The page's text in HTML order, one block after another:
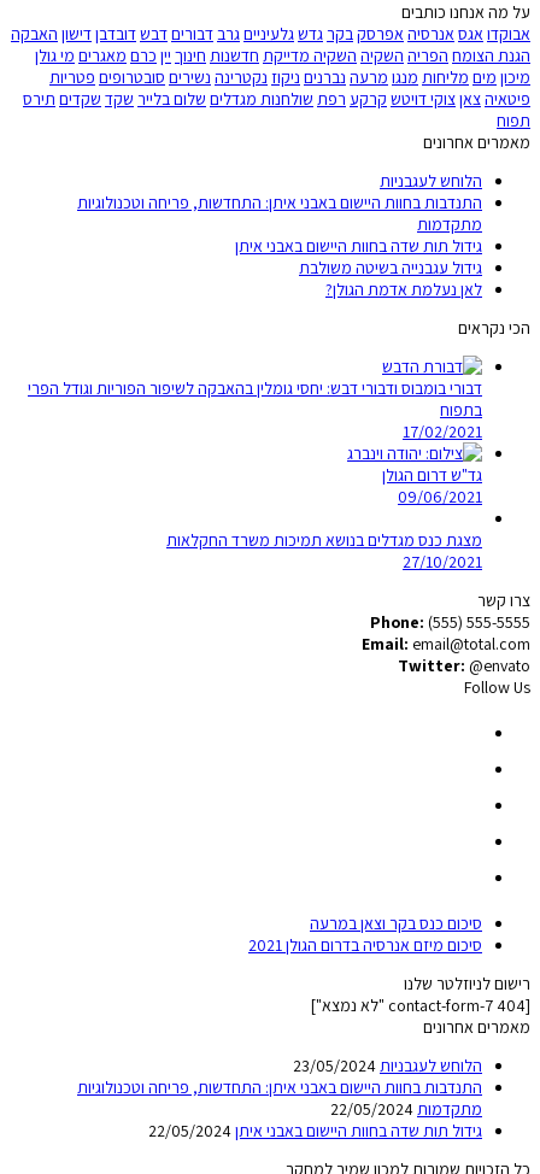
על מה אנחנו כותבים
אבוקדו אגס אנרסיה אפרסקבקרגדשגלעינייםגרבדבוריםדבשדובדבןדישון האבקה
הגנת הצומח הפריה השקיה השקיה מדייקת חדשנות חינוך יין כרם מאגרים מי גולן
מיכון מים מליחות מנגו מרעה נברנים ניקוז נקטרינה נשירים סובטרופים פטריות
פיטאיהצאןצוקי דויטש קרקע רפת שולחנות מגדלים שלום בלייר שקד שקדים תירס
תפוח
מאמרים אחרונים
הלוחש לעגבניות
התנדבות בחוות היישום באבני איתן: התחדשות, פריחה וטכנולוגיות
מתקדמות
גידול תות שדה בחוות היישום באבני איתן
גידול עגבנייה בשיטה משולבת
לאן נעלמת אדמת הגולן?
הכי נקראים
דבורי בומבוס ודבורי דבש: יחסי גומלין בהאבקה לשיפור הפוריות וגודל הפרי
בתפוח
17/02/2021
גד"ש דרום הגולן
09/06/2021
מצגת כנס מגדלים בנושא תמיכות משרד החקלאות
27/10/2021
צרו קשר
Phone: (555) 555-5555
Email: email@total.com
Twitter: @envato
Follow Us
סיכום כנס בקר וצאן במרעה
סיכום מיזם אנרסיה בדרום הגולן 2021
רישום לניוזלטר שלנו
[contact-form-7 404 "לא נמצא"]
מאמרים אחרונים
הלוחש לעגבניות23/05/2024
התנדבות בחוות היישום באבני איתן: התחדשות, פריחה וטכנולוגיות
מתקדמות22/05/2024
גידול תות שדה בחוות היישום באבני איתן22/05/2024
כל הזכויות שמורות למכון שמיר למחקר